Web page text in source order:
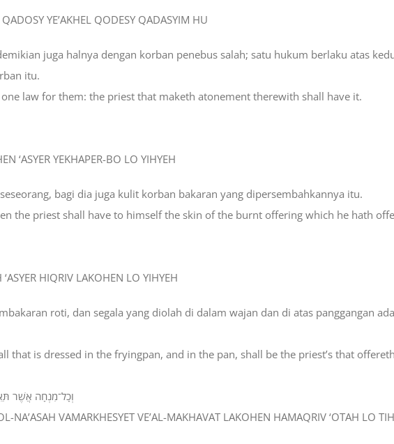
YE’AKHEL QODESY QADASYIM HU
juga halnya dengan korban penebus salah; satu hukum berlaku atas
itu.
law for them: the priest that maketh atonement therewith shall have it.
‘ASYER YEKHAPER-BO LO YIHYEH
bagi dia juga kulit korban bakaran yang dipersembahkannya itu.
the priest shall have to himself the skin of the burnt offering which he hath
HIQRIV LAKOHEN LO YIHYEH
roti, dan segala yang diolah di dalam wajan dan di atas panggangan
that is dressed in the fryingpan, and in the pan, shall be the priest’s that
וְכָל־מִנְחָה אֲשֶׁר
NA’ASAH VAMARKHESYET VE’AL-MAKHAVAT LAKOHEN HAMAQRIV ‘OTAH LO